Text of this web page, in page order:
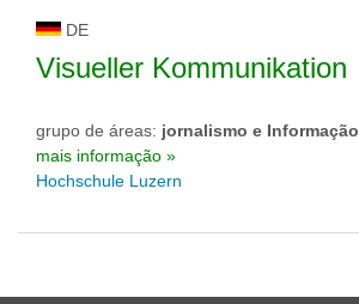
DE
Visueller Kommunikation
grupo de áreas: jornalismo e Informação
mais informação »
Hochschule Luzern